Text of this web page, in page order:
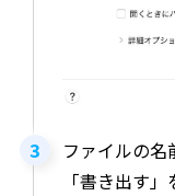
ファイルの
「書き出す